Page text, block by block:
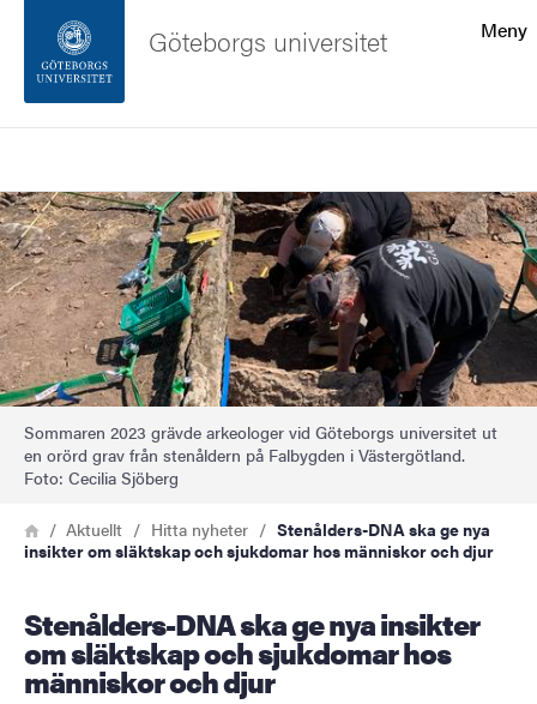
Sidfoten
Om webbplatsen
Meny
Göteborgs universitet
Bild
Sommaren 2023 grävde arkeologer vid Göteborgs universitet ut
en orörd grav från stenåldern på Falbygden i Västergötland.
Foto: Cecilia Sjöberg
Länkstig
HemAktuellt Hitta nyheter
Stenålders-DNA ska ge nya
insikter om släktskap och sjukdomar hos människor och djur
Stenålders-DNA ska ge nya insikter
om släktskap och sjukdomar hos
människor och djur